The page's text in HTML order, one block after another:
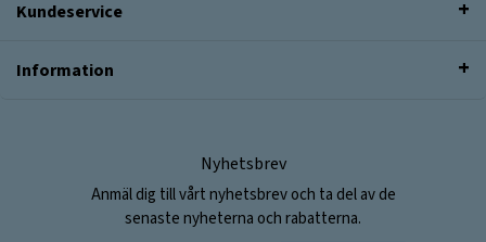
Kundeservice
Information
Nyhetsbrev
Anmäl dig till vårt nyhetsbrev och ta del av de
senaste nyheterna och rabatterna.